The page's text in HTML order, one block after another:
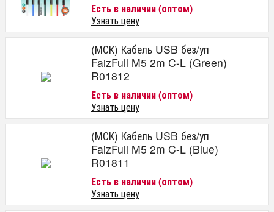
Есть в наличии (оптом)
Узнать цену
(МСК) Кабель USB без/уп
FaizFull M5 2m C-L (Green)
R01812
Есть в наличии (оптом)
Узнать цену
(МСК) Кабель USB без/уп
FaizFull M5 2m C-L (Blue)
R01811
Есть в наличии (оптом)
Узнать цену